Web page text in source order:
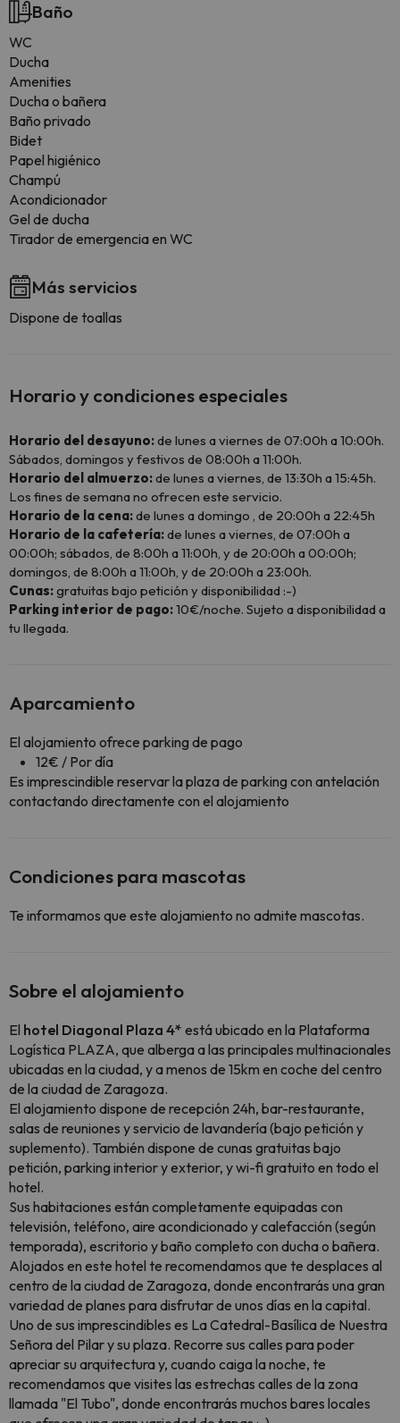
Baño
WC
Ducha
Amenities
Ducha o bañera
Baño privado
Bidet
Papel higiénico
Champú
Acondicionador
Gel de ducha
Tirador de emergencia en WC
Más servicios
Dispone de toallas
Horario y condiciones especiales
Horario del desayuno:de lunes a viernes de 07:00h a 10:00h.
Sábados, domingos y festivos de 08:00h a 11:00h.
Horario del almuerzo:de lunes a viernes, de 13:30h a 15:45h.
Los fines de semana no ofrecen este servicio.
Horario de la cena:de lunes a domingo , de 20:00h a 22:45h
Horario de la cafetería:de lunes a viernes, de 07:00h a
00:00h; sábados, de 8:00h a 11:00h, y de 20:00h a 00:00h;
domingos, de 8:00h a 11:00h, y de 20:00h a 23:00h.
Cunas:gratuitas bajo petición y disponibilidad :-)
Parking interior de pago:10€/noche. Sujeto a disponibilidad a
tu llegada.
Aparcamiento
El alojamiento ofrece parking de pago
12€ / Por día
Es imprescindible reservar la plaza de parking con antelación
contactando directamente con el alojamiento
Condiciones para mascotas
Te informamos que este alojamiento no admite mascotas.
Sobre el alojamiento
El hotel Diagonal Plaza 4* está ubicado en la Plataforma
Logística PLAZA, que alberga a las principales multinacionales
ubicadas en la ciudad, y a menos de 15km en coche del centro
de la ciudad de Zaragoza.
El alojamiento dispone de recepción 24h, bar-restaurante,
salas de reuniones y servicio de lavandería (bajo petición y
suplemento). También dispone de cunas gratuitas bajo
petición, parking interior y exterior, y wi-fi gratuito en todo el
hotel.
Sus habitaciones están completamente equipadas con
televisión, teléfono, aire acondicionado y calefacción (según
temporada), escritorio y baño completo con ducha o bañera.
Alojados en este hotel te recomendamos que te desplaces al
centro de la ciudad de Zaragoza, donde encontrarás una gran
variedad de planes para disfrutar de unos días en la capital.
Uno de sus imprescindibles es La Catedral-Basílica de Nuestra
Señora del Pilar y su plaza. Recorre sus calles para poder
apreciar su arquitectura y, cuando caiga la noche, te
recomendamos que visites las estrechas calles de la zona
llamada "El Tubo", donde encontrarás muchos bares locales